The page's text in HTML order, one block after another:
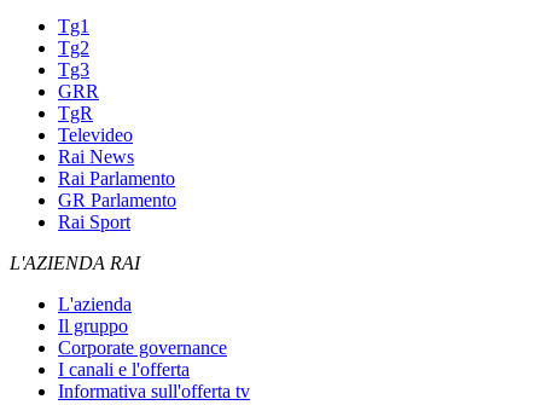
Tg1
Tg2
Tg3
GRR
TgR
Televideo
Rai News
Rai Parlamento
GR Parlamento
Rai Sport
L'AZIENDA RAI
L'azienda
Il gruppo
Corporate governance
I canali e l'offerta
Informativa sull'offerta tv